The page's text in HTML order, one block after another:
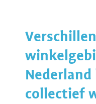
collectief